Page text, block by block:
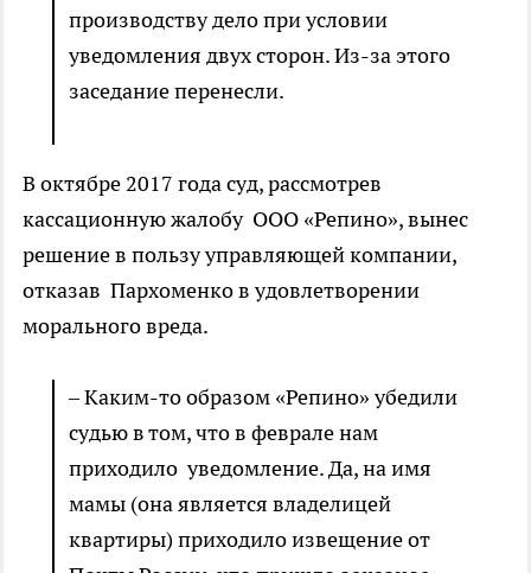
производству дело при условии
уведомления двух сторон. Из-за этого
заседание перенесли.
В октябре 2017 года суд, рассмотрев
кассационную жалобу ООО «Репино», вынес
решение в пользу управляющей компании,
отказав Пархоменко в удовлетворении
морального вреда.
– Каким-то образом «Репино» убедили
судью в том, что в феврале нам
приходило уведомление. Да, на имя
мамы (она является владелицей
квартиры) приходило извещение от